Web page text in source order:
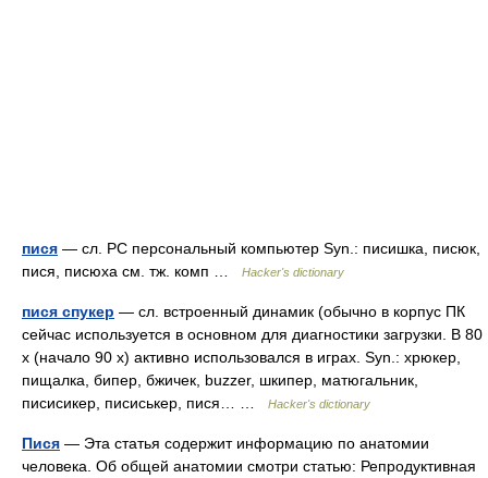
пися — сл. PC персональный компьютер Syn.: писишка, писюк,
пися, писюха см. тж. комп …
Hacker's dictionary
пися спукер — сл. встроенный динамик (обычно в корпус ПК
сейчас используется в основном для диагностики загрузки. В 80
х (начало 90 х) активно использовался в играх. Syn.: хрюкер,
пищалка, бипер, бжичек, buzzer, шкипер, матюгальник,
писисикер, писиськер, пися… …
Hacker's dictionary
Пися — Эта статья содержит информацию по анатомии
человека. Об общей анатомии смотри статью: Репродуктивная